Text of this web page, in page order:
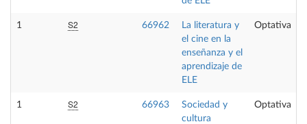
1 S2 66962
La literatura y
el cine en la
enseñanza y el
aprendizaje de
ELE
Optativa
1 S2 66963
Sociedad y
cultura
Optativa